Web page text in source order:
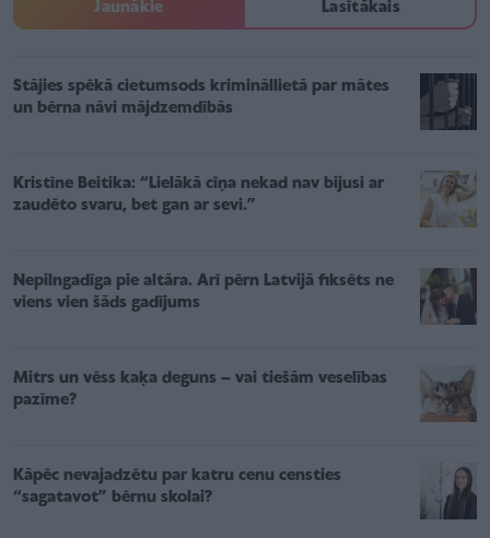
Jaunākie Lasītākais
Stājies spēkā cietumsods krimināllietā par mātes
un bērna nāvi mājdzemdībās
Kristīne Beitika: “Lielākā cīņa nekad nav bijusi ar
zaudēto svaru, bet gan ar sevi.”
Nepilngadīga pie altāra. Arī pērn Latvijā fiksēts ne
viens vien šāds gadījums
Mitrs un vēss kaķa deguns – vai tiešām veselības
pazīme?
Kāpēc nevajadzētu par katru cenu censties
“sagatavot” bērnu skolai?